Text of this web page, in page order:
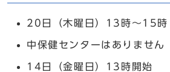
20日（木曜日）13時～15時
中保健センターはありません
14日（金曜日）13時開始